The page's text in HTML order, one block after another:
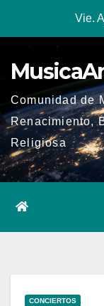
Vie.
Comunidad de
Renacimiento,
Religiosa
CONCIERTOS